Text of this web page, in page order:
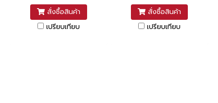
สั่งซื้อสินค้า
เปรียบเทียบ
สั่งซื้อสินค้า
เปรียบเทียบ